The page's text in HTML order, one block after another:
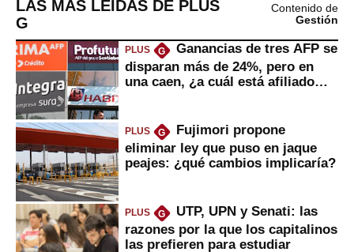
LAS MÁS LEÍDAS DE PLUS
G
Contenido de
Gestión
PLUS G
Ganancias de tres AFP se
disparan más de 24%, pero en
una caen, ¿a cuál está afiliado
PLUS G
Fujimori propone
eliminar ley que puso en jaque
peajes: ¿qué cambios implicaría?
PLUS G
UTP, UPN y Senati: las
razones por la que los capitalinos
las prefieren para estudiar